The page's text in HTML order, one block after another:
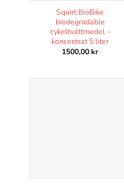
Squirt BioBike
biodegradable
cykeltvättmedel –
koncentrat 5 liter
1500,00kr